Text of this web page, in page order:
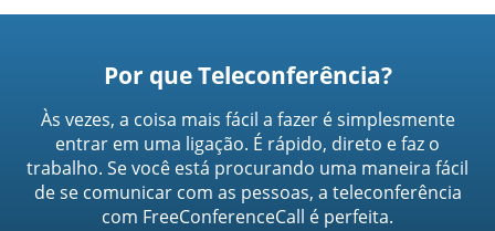
Por que Teleconferência?
Às vezes, a coisa mais fácil a fazer é simplesmente
entrar em uma ligação. É rápido, direto e faz o
trabalho. Se você está procurando uma maneira fácil
de se comunicar com as pessoas, a teleconferência
com FreeConferenceCall é perfeita.